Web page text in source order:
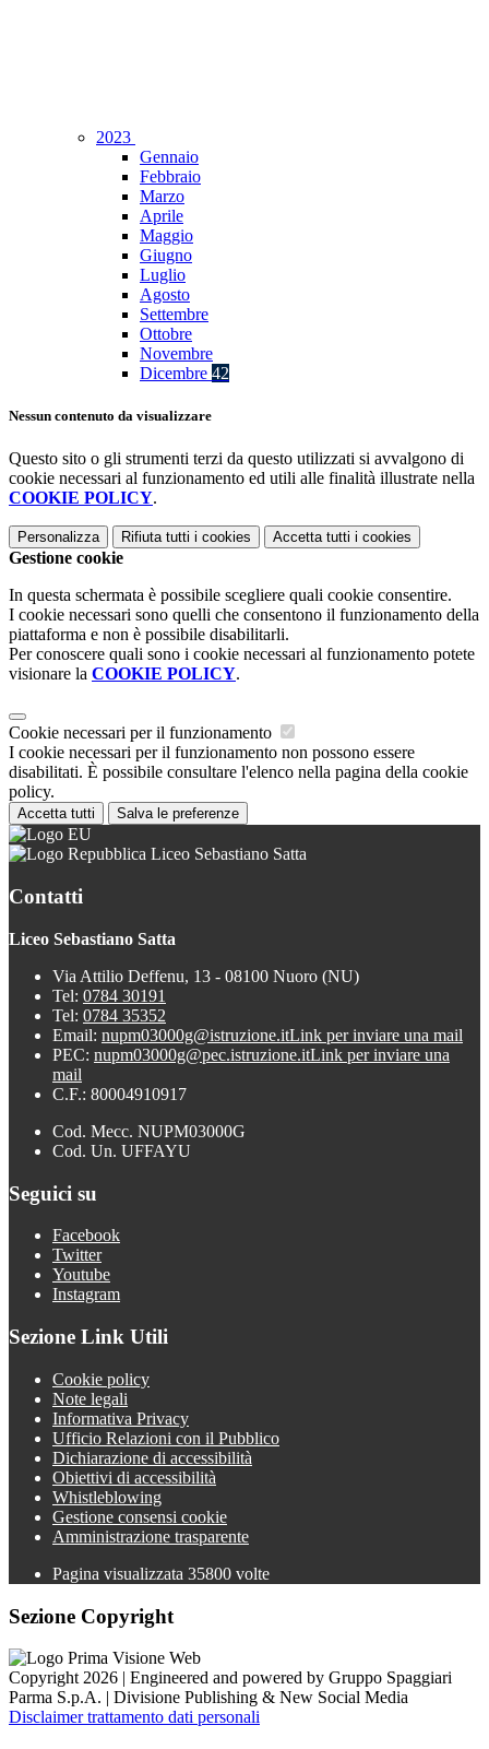
2023
Gennaio
Febbraio
Marzo
Aprile
Maggio
Giugno
Luglio
Agosto
Settembre
Ottobre
Novembre
Dicembre 42
Nessun contenuto da visualizzare
Questo sito o gli strumenti terzi da questo utilizzati si avvalgono di
cookie necessari al funzionamento ed utili alle finalità illustrate nella
COOKIE POLICY.
Personalizza Rifiuta tutti i cookies Accetta tutti i cookies
Gestione cookie
In questa schermata è possibile scegliere quali cookie consentire.
I cookie necessari sono quelli che consentono il funzionamento della
piattaforma e non è possibile disabilitarli.
Per conoscere quali sono i cookie necessari al funzionamento potete
visionare la COOKIE POLICY.
Cookie necessari per il funzionamento
I cookie necessari per il funzionamento non possono essere
disabilitati. È possibile consultare l'elenco nella pagina della cookie
policy.
Accetta tutti Salva le preferenze
Liceo Sebastiano Satta
Contatti
Liceo Sebastiano Satta
Via Attilio Deffenu, 13 - 08100 Nuoro (NU)
Tel: 0784 30191
Tel: 0784 35352
Email: nupm03000g@istruzione.itLink per inviare una mail
PEC: nupm03000g@pec.istruzione.itLink per inviare una
mail
C.F.: 80004910917
Cod. Mecc. NUPM03000G
Cod. Un. UFFAYU
Seguici su
Facebook
Twitter
Youtube
Instagram
Sezione Link Utili
Cookie policy
Note legali
Informativa Privacy
Ufficio Relazioni con il Pubblico
Dichiarazione di accessibilità
Obiettivi di accessibilità
Whistleblowing
Gestione consensi cookie
Amministrazione trasparente
Pagina visualizzata 35800 volte
Sezione Copyright
Copyright 2026 | Engineered and powered by Gruppo Spaggiari
Parma S.p.A. | Divisione Publishing & New Social Media
Disclaimer trattamento dati personali